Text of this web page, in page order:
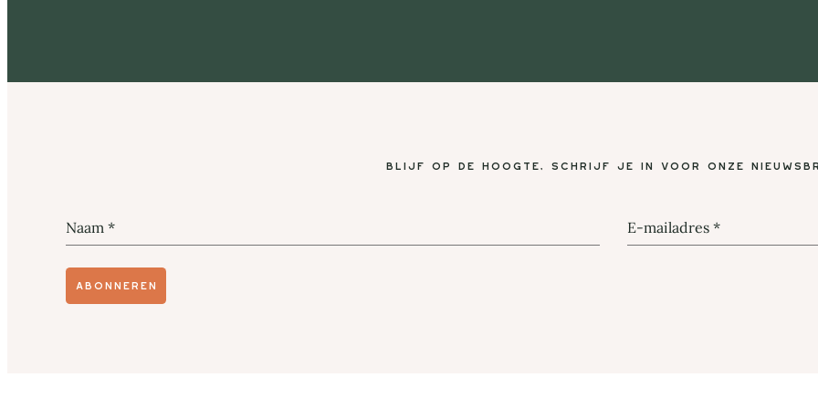
Blijf op de hoogte, schrijf je in voor onze
Naam * E-mailadres *
Abonneren